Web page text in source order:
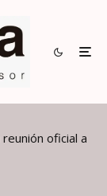
reunión oficial a